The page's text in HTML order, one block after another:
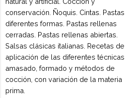
HIGIENE Y NUTRICIÓN
Microorganismos.
Intoxicaciones provocadas
alimentos. Distintas
alimentos, formas de evitarlas.
contaminaciones en
de evitarlas. Preservación de
Peligros y riesgos más
cocina. "Buenas prácticas" (BMP).
Enfermedades